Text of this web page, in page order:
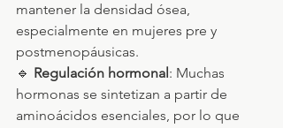
mantener la densidad ósea,
especialmente en mujeres pre y
postmenopáusicas.
🔹 Regulación hormonal : Muchas
hormonas se sintetizan a partir de
aminoácidos esenciales, por lo que